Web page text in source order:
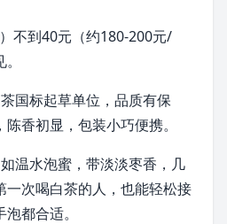
不到40元（约180-200元/
国标起草单位，品质有保
香初显，包装小巧便携。
温水泡蜜，带淡淡枣香，几
一次喝白茶的人，也能轻松接
都合适。